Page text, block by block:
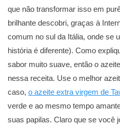
que não transformar isso em
brilhante descobri, graças à
comum no sul da Itália, onde se
história é diferente). Como
sabor muito suave, então o
nessa receita. Use o melhor
caso, o azeite extra virgem de
verde e ao mesmo tempo
suas papilas. Claro que se você